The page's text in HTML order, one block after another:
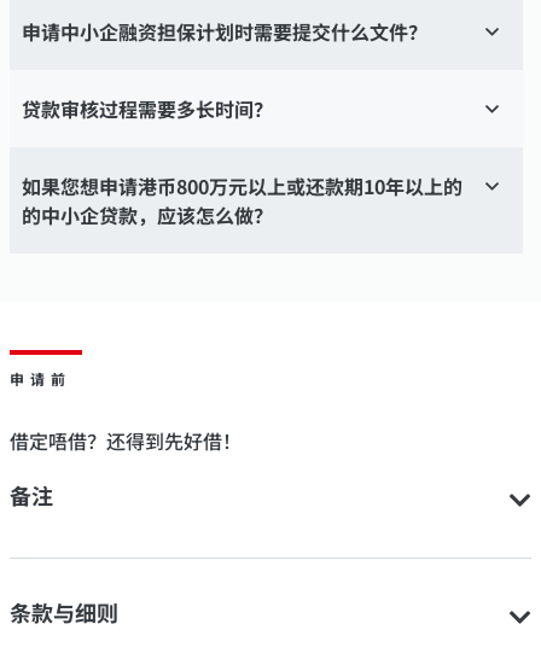
申请中小企融资担保计划时需要提交什么文件？
贷款审核过程需要多长时间？
如果您想申请港币800万元以上或还款期10年以上的
的中小企贷款，应该怎么做？
申请前
借定唔借？还得到先好借！
备注
条款与细则